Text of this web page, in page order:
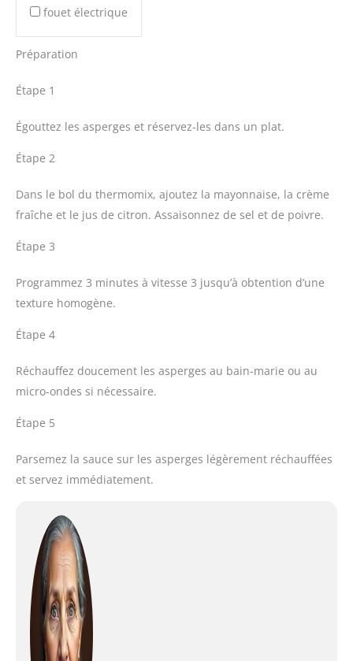
fouet électrique
Préparation
Étape 1
Égouttez les asperges et réservez-les dans un plat.
Étape 2
Dans le bol du thermomix, ajoutez la mayonnaise, la crème
fraîche et le jus de citron. Assaisonnez de sel et de poivre.
Étape 3
Programmez 3 minutes à vitesse 3 jusqu’à obtention d’une
texture homogène.
Étape 4
Réchauffez doucement les asperges au bain-marie ou au
micro-ondes si nécessaire.
Étape 5
Parsemez la sauce sur les asperges légèrement réchauffées
et servez immédiatement.